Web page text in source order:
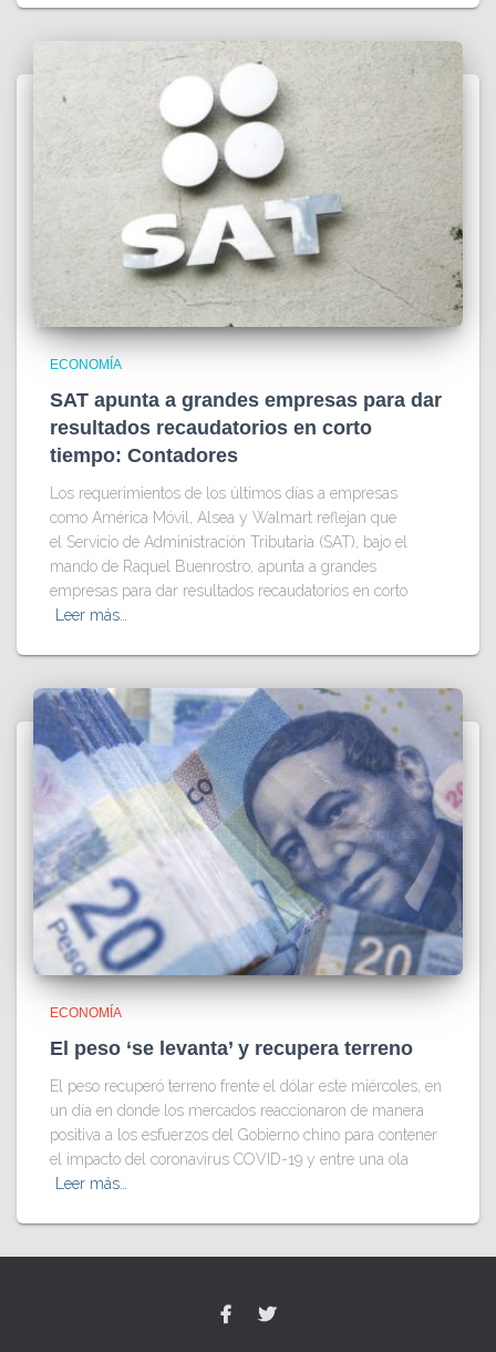
ECONOMÍA
SAT apunta a grandes empresas para dar
resultados recaudatorios en corto
tiempo: Contadores
Los requerimientos de los últimos días a empresas
como América Móvil, Alsea y Walmart reflejan que
el Servicio de Administración Tributaria (SAT), bajo el
mando de Raquel Buenrostro, apunta a grandes
empresas para dar resultados recaudatorios en corto
Leer más…
ECONOMÍA
El peso ‘se levanta’ y recupera terreno
El peso recuperó terreno frente el dólar este miércoles, en
un día en donde los mercados reaccionaron de manera
positiva a los esfuerzos del Gobierno chino para contener
el impacto del coronavirus COVID-19 y entre una ola
Leer más…